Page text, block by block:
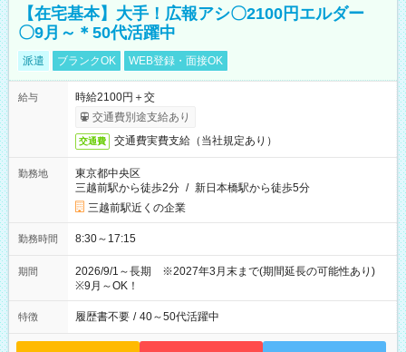
【在宅基本】大手！広報アシ〇2100円エルダー
〇9月～＊50代活躍中
派遣 ブランクOK WEB登録・面接OK
給与
時給2100円＋交
交通費別途支給あり
交通費 交通費実費支給（当社規定あり）
勤務地
東京都中央区
三越前駅から徒歩2分 / 新日本橋駅から徒歩5分
三越前駅近くの企業
勤務時間 8:30～17:15
期間
2026/9/1～長期 ※2027年3月末まで(期間延長の可能性あり)
※9月～OK！
特徴 履歴書不要 / 40～50代活躍中